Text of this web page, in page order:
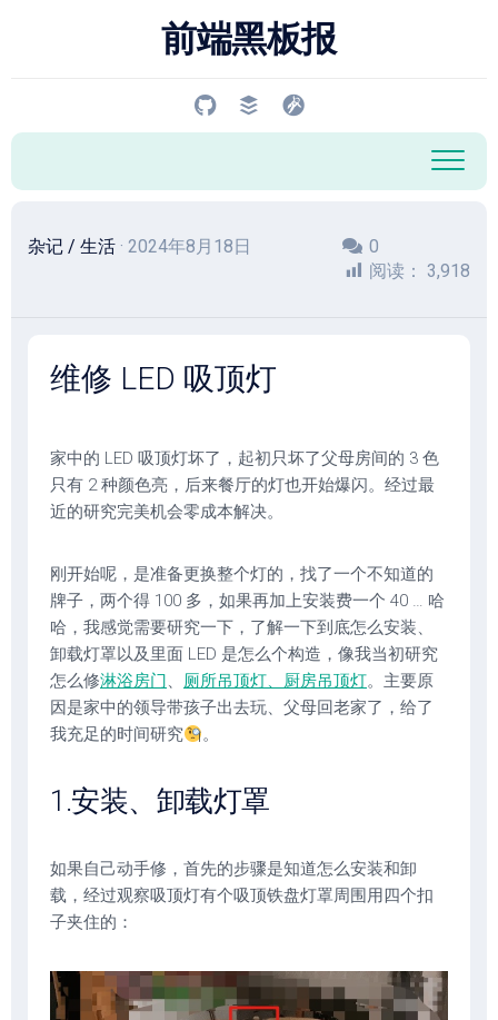
前端黑板报
杂记 / 生活 · 2024年8月18日
0
阅读： 3,918
维修 LED 吸顶灯
家中的 LED 吸顶灯坏了，起初只坏了父母房间的 3 色
只有 2 种颜色亮，后来餐厅的灯也开始爆闪。经过最
近的研究完美机会零成本解决。
刚开始呢，是准备更换整个灯的，找了一个不知道的
牌子，两个得 100 多，如果再加上安装费一个 40 … 哈
哈，我感觉需要研究一下，了解一下到底怎么安装、
卸载灯罩以及里面 LED 是怎么个构造，像我当初研究
怎么修淋浴房门、 厕所吊顶灯、厨房吊顶灯。主要原
因是家中的领导带孩子出去玩、父母回老家了，给了
我充足的时间研究
。
1.安装、卸载灯罩
如果自己动手修，首先的步骤是知道怎么安装和卸
载，经过观察吸顶灯有个吸顶铁盘灯罩周围用四个扣
子夹住的：